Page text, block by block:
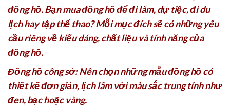
đồng hồ. Bạn mua đồng hồ để đi làm, dự tiệc, đi du
lịch hay tập thể thao? Mỗi mục đích sẽ có những yêu
cầu riêng về kiểu dáng, chất liệu và tính năng của
đồng hồ.
Đồng hồ công sở: Nên chọn những mẫu đồng hồ có
thiết kế đơn giản, lịch lãm với màu sắc trung tính như
đen, bạc hoặc vàng.